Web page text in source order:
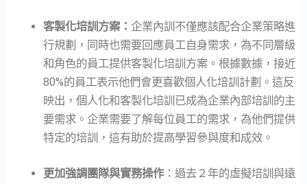
客製化培訓方案：企業內訓不僅應該配合企業策略進
行規劃，同時也需要回應員工自身需求，為不同層級
和角色的員工提供客製化培訓方案。根據數據，接近
80%的員工表示他們會更喜歡個人化培訓計劃。這反
映出，個人化和客製化培訓已成為企業內部培訓的主
要需求。企業需要了解每位員工的需求，為他們提供
特定的培訓，這有助於提高學習參與度和成效。
更加強調團隊與實務操作：過去２年的虛擬培訓與遠